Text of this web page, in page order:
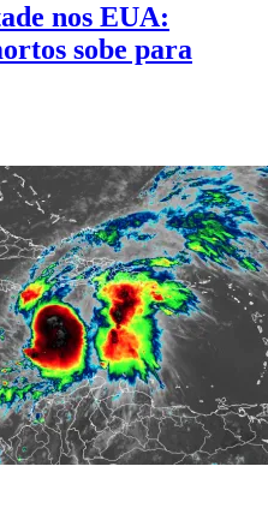
nos EUA:
sobe para